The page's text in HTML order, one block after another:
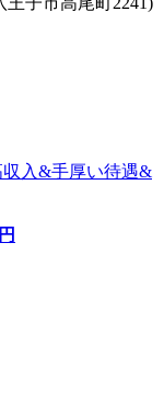
入&手厚い待遇&
円